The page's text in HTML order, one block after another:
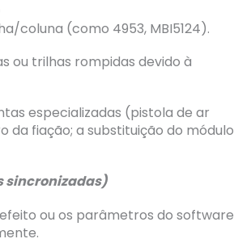
coluna (como 4953, MBI5124).
ou trilhas rompidas devido à
especializadas (pistola de ar
fiação; a substituição do módulo
sincronizadas)
ou os parâmetros do software